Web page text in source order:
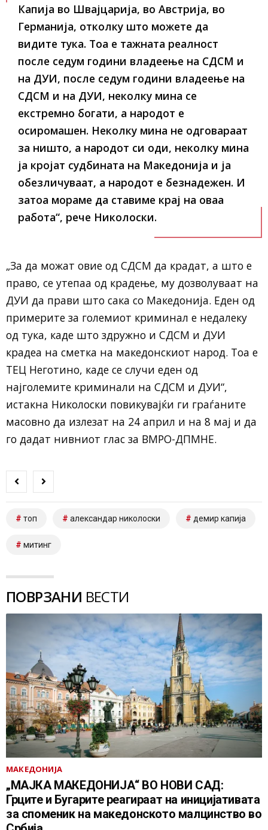
Капија во Швајцарија, во Австрија, во
Германија, отколку што можете да
видите тука. Тоа е тажната реалност
после седум години владеење на СДСМ и
на ДУИ, после седум години владеење на
СДСМ и на ДУИ, неколку мина се
екстремно богати, а народот е
осиромашен. Неколку мина не одговараат
за ништо, а народот си оди, неколку мина
ја кројат судбината на Македонија и ја
обезличуваат, а народот е безнадежен. И
затоа мораме да ставиме крај на оваа
работа“, рече Николоски.
„За да можат овие од СДСМ да крадат, а што е
право, се утепаа од крадење, му дозволуваат на
ДУИ да прави што сака со Македонија. Еден од
примерите за големиот криминал е недалеку
од тука, каде што здружно и СДСМ и ДУИ
крадеа на сметка на македонскиот народ. Тоа е
ТЕЦ Неготино, каде се случи еден од
најголемите криминали на СДСМ и ДУИ“,
истакна Николоски повикувајќи ги граѓаните
масовно да излезат на 24 април и на 8 мај и да
го дадат нивниот глас за ВМРО-ДПМНЕ.
топ александар николоски демир капија
митинг
ПОВРЗАНИ ВЕСТИ
МАКЕДОНИЈА
„МАЈКА МАКЕДОНИЈА“ ВО НОВИ САД:
Грците и Бугарите реагираат на иницијативата
за споменик на македонското малцинство во